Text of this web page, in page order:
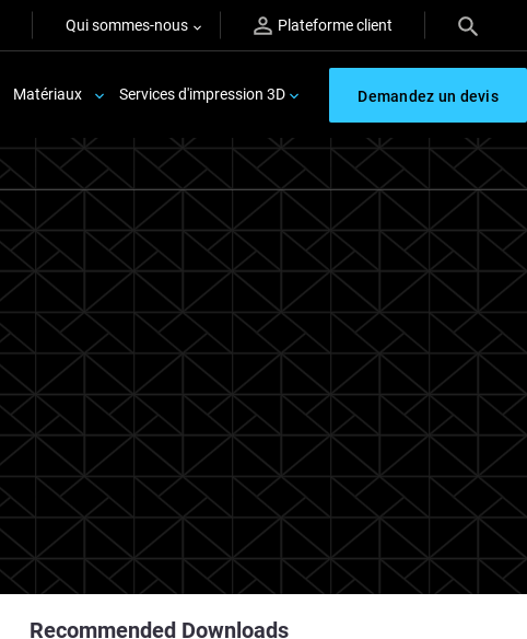
Qui sommes-nous Plateforme client
Matériaux Services d'impression 3D Demandez un devis
Recommended Downloads